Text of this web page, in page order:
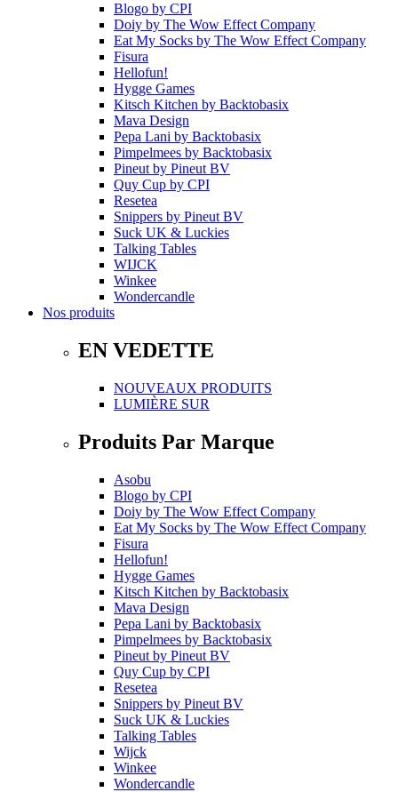
Blogo by CPI
Doiy by The Wow Effect Company
Eat My Socks by The Wow Effect Company
Fisura
Hellofun!
Hygge Games
Kitsch Kitchen by Backtobasix
Mava Design
Pepa Lani by Backtobasix
Pimpelmees by Backtobasix
Pineut by Pineut BV
Quy Cup by CPI
Resetea
Snippers by Pineut BV
Suck UK & Luckies
Talking Tables
WIJCK
Winkee
Wondercandle
Nos produits
EN VEDETTE
NOUVEAUX PRODUITS
LUMIÈRE SUR
Produits Par Marque
Asobu
Blogo by CPI
Doiy by The Wow Effect Company
Eat My Socks by The Wow Effect Company
Fisura
Hellofun!
Hygge Games
Kitsch Kitchen by Backtobasix
Mava Design
Pepa Lani by Backtobasix
Pimpelmees by Backtobasix
Pineut by Pineut BV
Quy Cup by CPI
Resetea
Snippers by Pineut BV
Suck UK & Luckies
Talking Tables
Wijck
Winkee
Wondercandle